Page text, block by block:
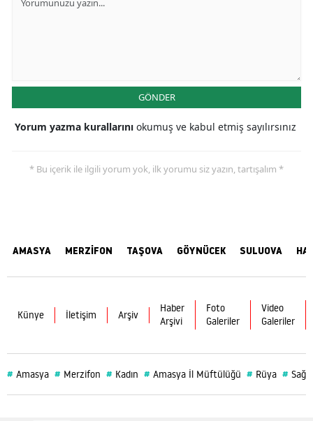
GÖNDER
Yorum yazma kurallarını okumuş ve kabul etmiş sayılırsınız
* Bu içerik ile ilgili yorum yok, ilk yorumu siz yazın, tartışalım *
AMASYA MERZİFON TAŞOVA GÖYNÜCEK SULUOVA
Künye İletişim Arşiv
Haber
Arşivi
Foto
Galeriler
Video
Galeriler
# Amasya # Merzifon # Kadın # Amasya İl Müftülüğü # Rüya #